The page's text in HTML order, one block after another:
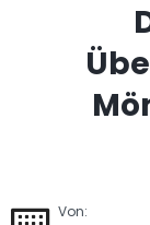
Von: